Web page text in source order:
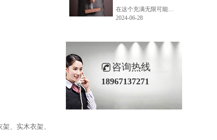
、实木衣架、
在这个充满无限可能的2024年夏季，LEMONLEE品牌设计师如虎以其非凡的创意与对自然的深刻理解，精心打造的红雪松木球礼盒，在“2024未来·已来——第六届香港新锐当代设计奖”中摘得铜奖。这不仅是对设计师如虎原创设计能力的嘉奖，更是对LEMONLEE品牌的高度认可。
2024-06-28
咨询热线
18967137271